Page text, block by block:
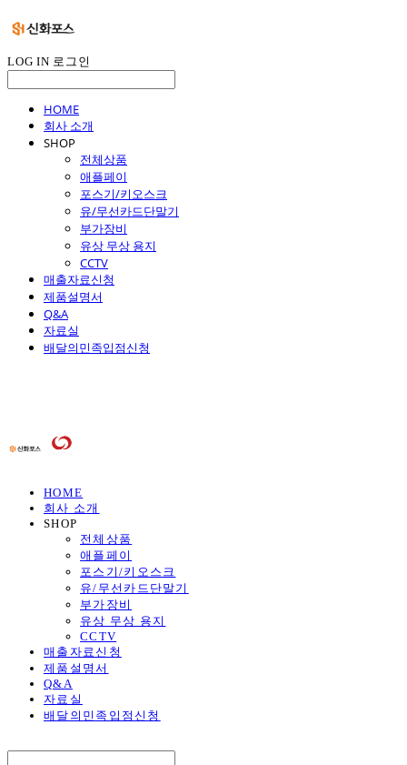
LOG IN 로그인
HOME
회사 소개
SHOP
전체상품
애플페이
포스기/키오스크
유/무선카드단말기
부가장비
유상 무상 용지
CCTV
매출자료신청
제품설명서
Q&A
자료실
배달의민족입점신청
HOME
회사 소개
SHOP
전체상품
애플페이
포스기/키오스크
유/무선카드단말기
부가장비
유상 무상 용지
CCTV
매출자료신청
제품설명서
Q&A
자료실
배달의민족입점신청